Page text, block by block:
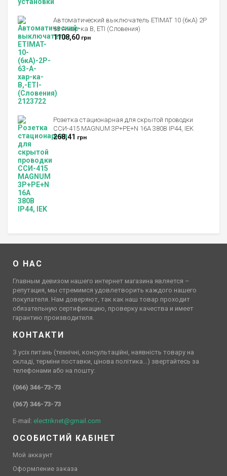
4.00
Автоматический выключатель ETIMAT 10 (6кА) 2P
63 А хар-ка B, ETI (Словения)
1108,60 грн
Розетка стационарная для скрытой проводки
ССИ-415 MAGNUM 3P+PE+N 16А 380В IP44, IEK
268,41 грн
О НАС
Главным девизом нашего интернет магазина является –
репутация, мы стремимся удовлетворить каждого нашего
покупателя. Нам доверяют, так как наш товар проходит
обязательную сертификацию, проверку качества и имеет
гарантию производителя.
КОНТАКТИ
З усіх питань (технічні, консультаційні, наявність товару на
складі, терміни поставки, цінова політика…) звертайтесь за
телефонами або на пошту:
(066) 346-73-73
(067) 346-73-73
E-mail: electriknet@gmail.com
ОСОБИСТИЙ КАБІНЕТ
Мой аккаунт
Оформление заказа